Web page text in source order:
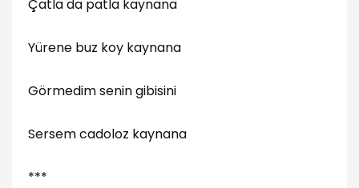
Çatla da patla kaynana
Yürene buz koy kaynana
Görmedim senin gibisini
Sersem cadoloz kaynana
***